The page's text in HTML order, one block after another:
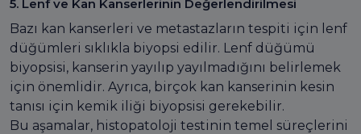
5. Lenf ve Kan Kanserlerinin Değerlendirilmesi
Bazı kan kanserleri ve metastazların tespiti için lenf
düğümleri sıklıkla biyopsi edilir. Lenf düğümü
biyopsisi, kanserin yayılıp yayılmadığını belirlemek
için önemlidir. Ayrıca, birçok kan kanserinin kesin
tanısı için kemik iliği biyopsisi gerekebilir.
Bu aşamalar, histopatoloji testinin temel süreçlerini